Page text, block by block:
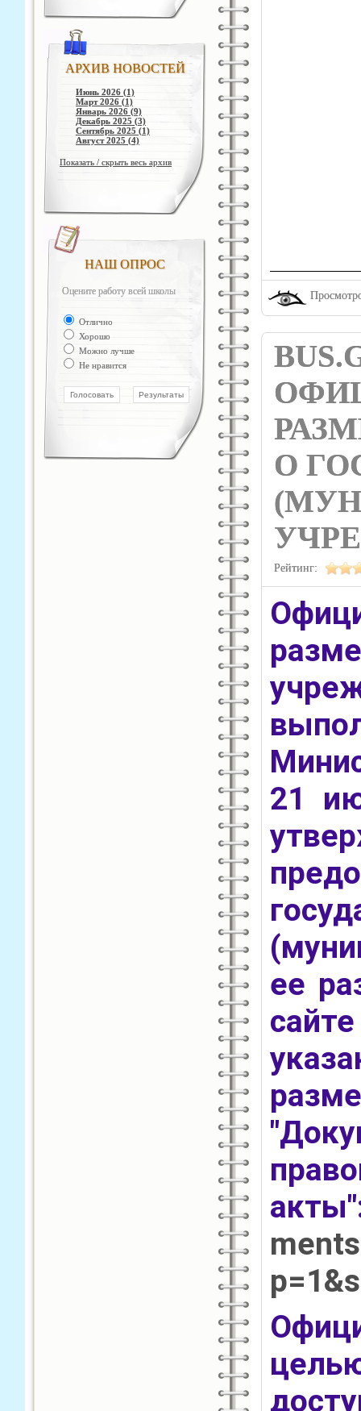
АРХИВ НОВОСТЕЙ
Июнь 2026 (1)
Март 2026 (1)
Январь 2026 (9)
Декабрь 2025 (3)
Сентябрь 2025 (1)
Август 2025 (4)
Показать / скрыть весь архив
НАШ ОПРОС
Оцените работу всей школы
Отлично
Хорошо
Можно лучше
Не нравится
О
Рейтинг:
21
ее